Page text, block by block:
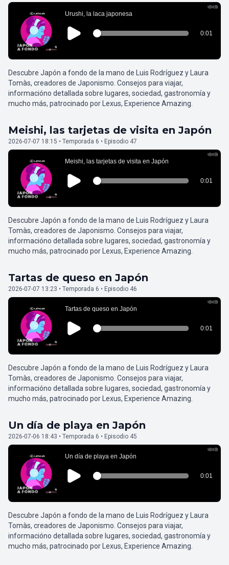
Descubre Japón a fondo de la mano de Luis Rodríguez y Laura
Tomàs, creadores de Japonismo. Consejos para viajar,
informacióno detallada sobre lugares, sociedad, gastronomía y
mucho más, patrocinado por Lexus, Experience Amazing.
Meishi, las tarjetas de visita en Japón
2026-07-07 18:15 • Temporada 6 • Episodio 47
Descubre Japón a fondo de la mano de Luis Rodríguez y Laura
Tomàs, creadores de Japonismo. Consejos para viajar,
informacióno detallada sobre lugares, sociedad, gastronomía y
mucho más, patrocinado por Lexus, Experience Amazing.
Tartas de queso en Japón
2026-07-07 13:23 • Temporada 6 • Episodio 46
Descubre Japón a fondo de la mano de Luis Rodríguez y Laura
Tomàs, creadores de Japonismo. Consejos para viajar,
informacióno detallada sobre lugares, sociedad, gastronomía y
mucho más, patrocinado por Lexus, Experience Amazing.
Un día de playa en Japón
2026-07-06 18:43 • Temporada 6 • Episodio 45
Descubre Japón a fondo de la mano de Luis Rodríguez y Laura
Tomàs, creadores de Japonismo. Consejos para viajar,
informacióno detallada sobre lugares, sociedad, gastronomía y
mucho más, patrocinado por Lexus, Experience Amazing.